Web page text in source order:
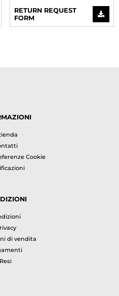
RETURN REQUEST
FORM
Cookie
di vendita
Resi